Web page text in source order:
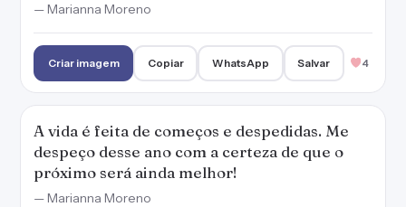
— Marianna Moreno
Criar imagem Copiar WhatsApp Salvar 4
A vida é feita de começos e despedidas. Me
despeço desse ano com a certeza de que o
próximo será ainda melhor!
— Marianna Moreno